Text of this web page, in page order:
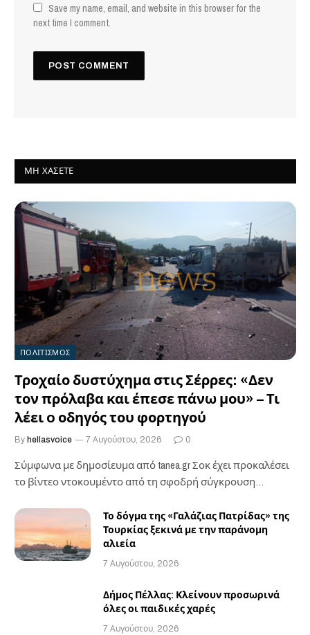
Save my name, email, and website in this browser for the
next time I comment.
ΜΗ ΧΆΣΕΤΕ
ΠΟΛΙΤΙΣΜΟΣ
Τροχαίο δυστύχημα στις Σέρρες: «Δεν
τον πρόλαβα και έπεσε πάνω μου» – Τι
λέει o οδηγός του φορτηγού
By hellasvoice 7 Αυγούστου, 2026 0
Σύμφωνα με δημοσίευμα από tanea.gr Σοκ έχει προκαλέσει
το βίντεο ντοκουμέντο από τη σφοδρή σύγκρουση…
Το δόγμα της «Γαλάζιας Πατρίδας» της
Τουρκίας ξεκινά με την παράνομη
αλιεία
7 Αυγούστου, 2026
Δήμος Πέλλας: Κλείνουν προσωρινά
όλες οι παιδικές χαρές
7 Αυγούστου, 2026